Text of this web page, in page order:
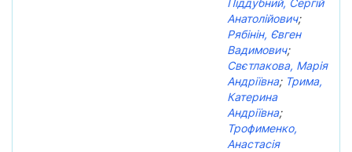
Піддубний, Сергій
Анатолійович;
Рябінін, Євген
Вадимович;
Свєтлакова, Марія
Андріївна; Трима,
Катерина
Андріївна;
Трофименко,
Анастасія